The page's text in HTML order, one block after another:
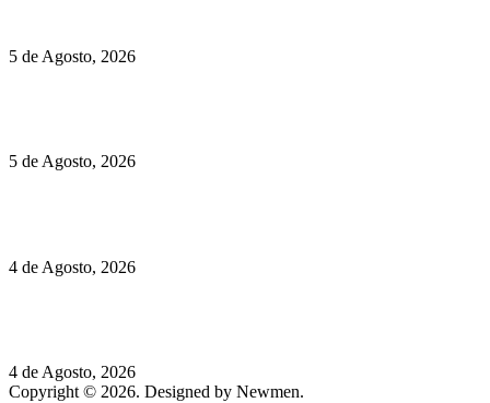
5 de Agosto, 2026
5 de Agosto, 2026
4 de Agosto, 2026
4 de Agosto, 2026
Copyright © 2026. Designed by Newmen.